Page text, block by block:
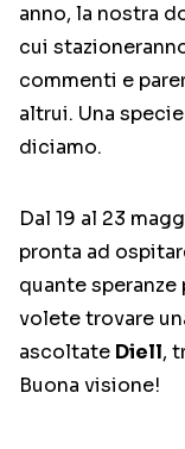
anno, la nostra
cui
commenti e
altrui. Una
diciamo.
Dal 19 al 23
pronta ad
quante
volete trovare
ascoltate Diell,
Buona visione!